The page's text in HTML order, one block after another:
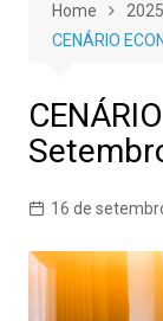
Home 2025
CENÁRIO
16 de